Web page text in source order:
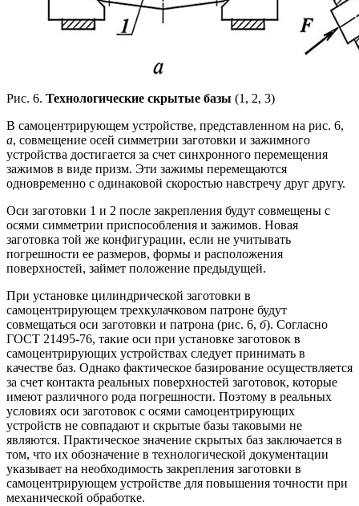
Рис. 6. Технологические скрытые базы (1, 2, 3)
В самоцентрирующем устройстве, представленном на рис. 6,
а, совмещение осей симметрии заготовки и зажимного
устройства достигается за счет синхронного перемещения
зажимов в виде призм. Эти зажимы перемещаются
одновременно с одинаковой скоростью навстречу друг другу.
Оси заготовки 1 и 2 после закрепления будут совмещены с
осями симметрии приспособления и зажимов. Новая
заготовка той же конфигурации, если не учитывать
погрешности ее размеров, формы и расположения
поверхностей, займет положение предыдущей.
При установке цилиндрической заготовки в
самоцентрирующем трехкулачковом патроне будут
совмещаться оси заготовки и патрона (рис. 6, б). Согласно
ГОСТ 21495-76, такие оси при установке заготовок в
самоцентрирующих устройствах следует принимать в
качестве баз. Однако фактическое базирование осуществляется
за счет контакта реальных поверхностей заготовок, которые
имеют различного рода погрешности. Поэтому в реальных
условиях оси заготовок с осями самоцентрирующих
устройств не совпадают и скрытые базы таковыми не
являются. Практическое значение скрытых баз заключается в
том, что их обозначение в технологической документации
указывает на необходимость закрепления заготовки в
самоцентрирующем устройстве для повышения точности при
механической обработке.